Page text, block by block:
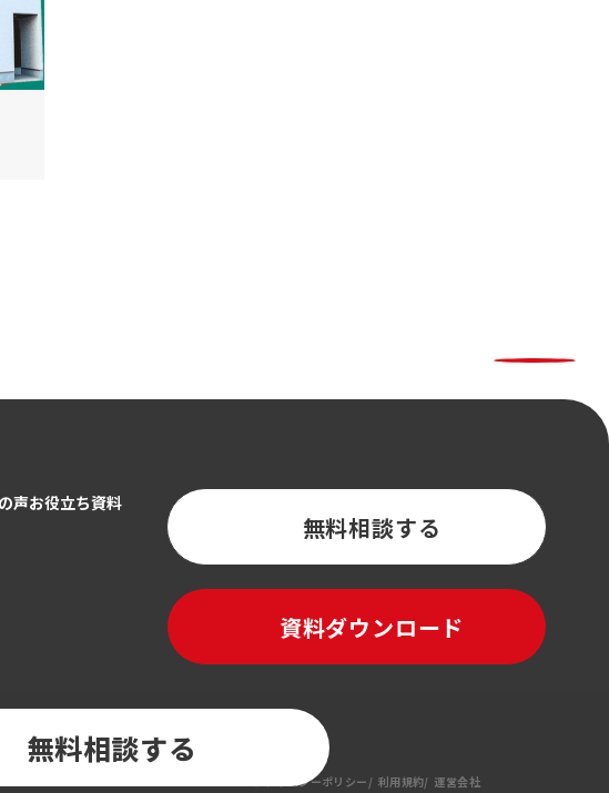
無料相談する
声お役立ち資料
無料相談する
資料ダウンロード
プライバシーポリシー 利用規約 運営会社